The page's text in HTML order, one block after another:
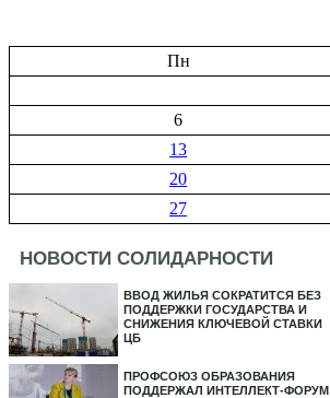
Пн
6
13
20
27
НОВОСТИ СОЛИДАРНОСТИ
ВВОД ЖИЛЬЯ СОКРАТИТСЯ БЕЗ
ПОДДЕРЖКИ ГОСУДАРСТВА И
СНИЖЕНИЯ КЛЮЧЕВОЙ СТАВКИ
ЦБ
ПРОФСОЮЗ ОБРАЗОВАНИЯ
ПОДДЕРЖАЛ ИНТЕЛЛЕКТ-ФОРУМ